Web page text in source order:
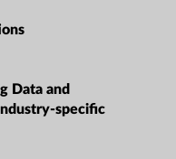
Data and
specific